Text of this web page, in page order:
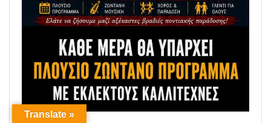
Translate »